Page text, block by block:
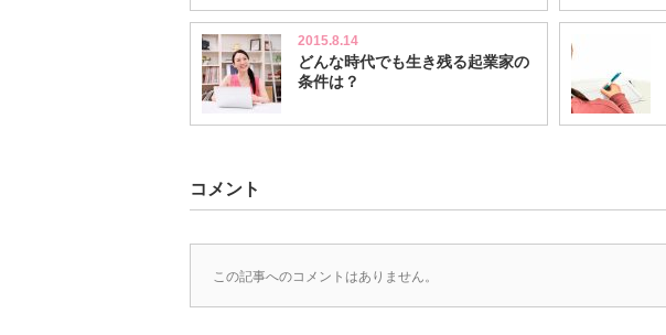
2015.8.14
どんな時代でも生き残る起業家の
条件は？
コメント
この記事へのコメントはありません。